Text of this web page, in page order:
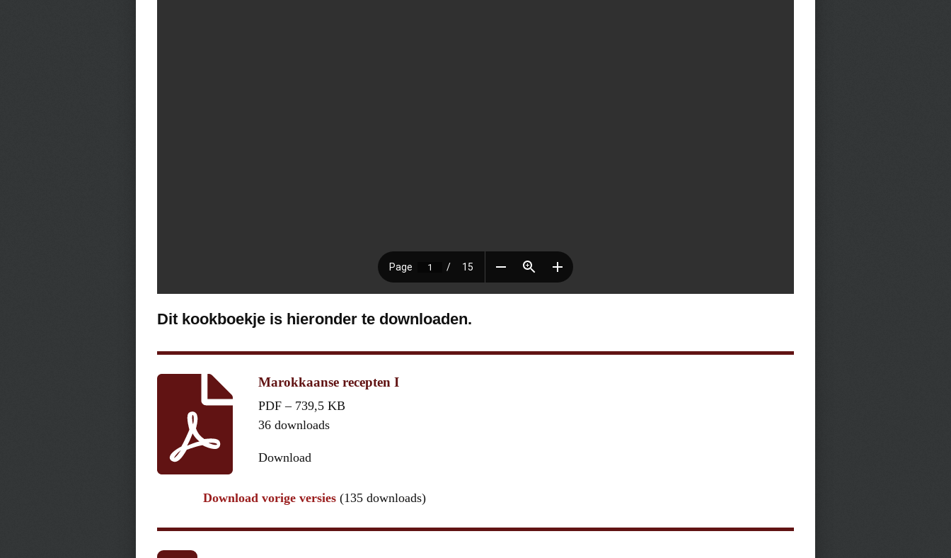
Dit kookboekje is hieronder te downloaden.
Marokkaanse recepten I
PDF – 739,5 KB
36 downloads
Download
Download vorige versies (135 downloads)